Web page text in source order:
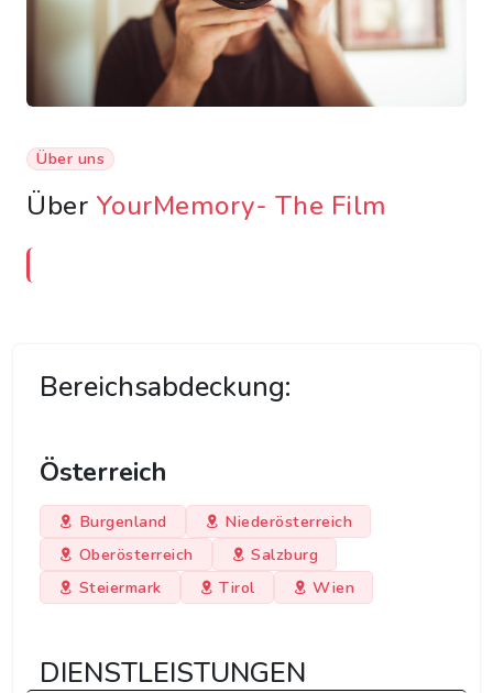
Über uns
Über YourMemory- The Film
Bereichsabdeckung:
Österreich
Burgenland
Niederösterreich
Oberösterreich
Salzburg
Steiermark
Tirol Wien
DIENSTLEISTUNGEN